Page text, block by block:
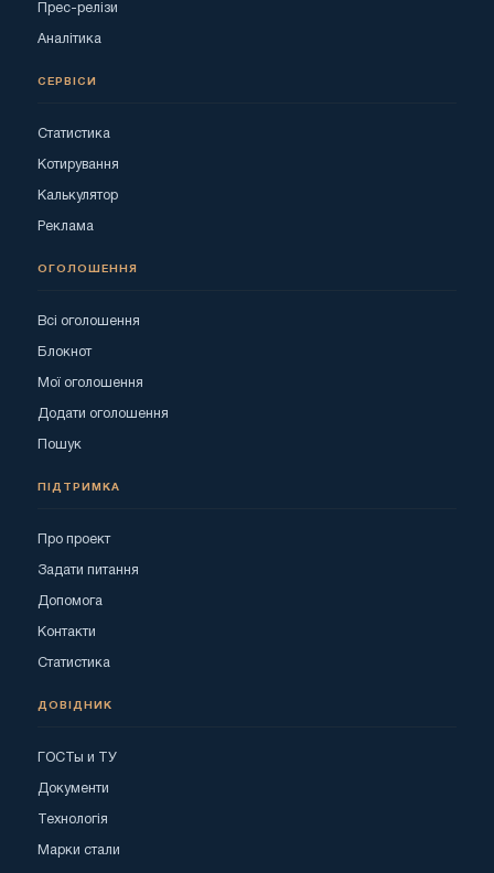
Прес-релізи
Аналітика
СЕРВІСИ
Статистика
Котирування
Калькулятор
Реклама
ОГОЛОШЕННЯ
Всі оголошення
Блокнот
Мої оголошення
Додати оголошення
Пошук
ПІДТРИМКА
Про проект
Задати питання
Допомога
Контакти
Статистика
ДОВІДНИК
ГОСТы и ТУ
Документи
Технологія
Марки стали